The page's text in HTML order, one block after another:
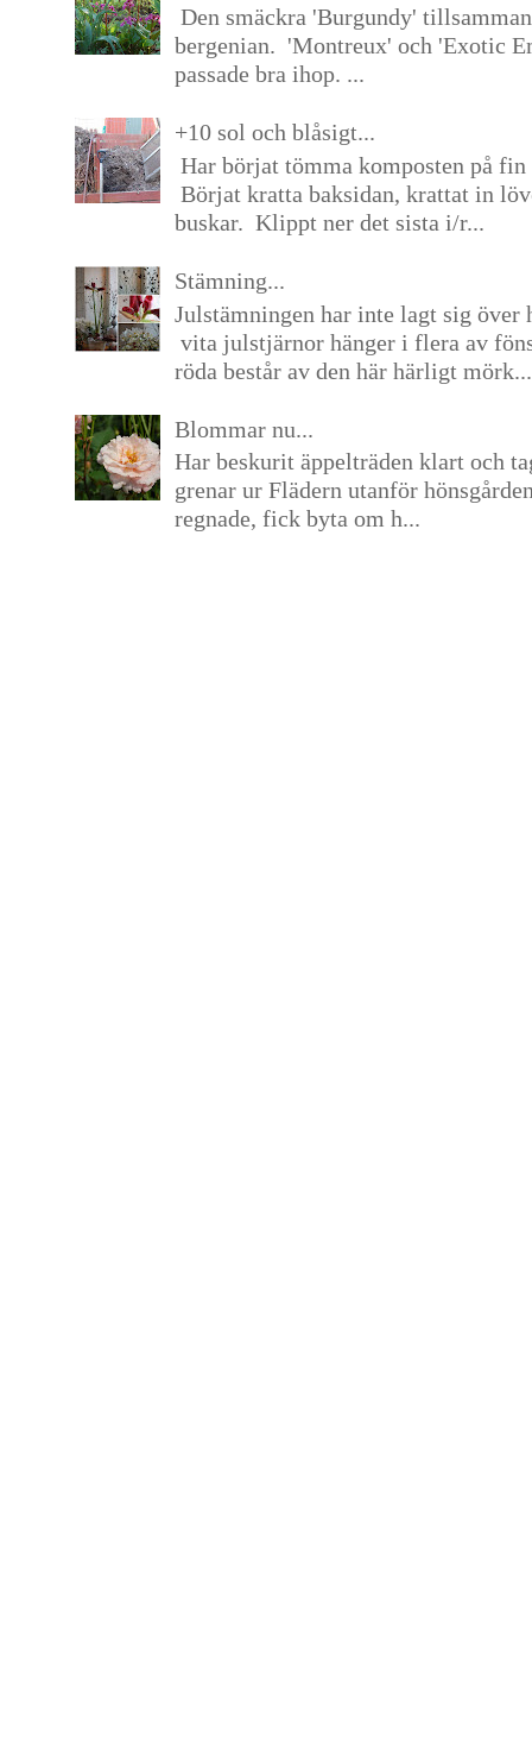
Den smäckra 'Burgundy'
bergenian. 'Montreux' och 'Exotic
passade bra ihop. ...
+10 sol och blåsigt...
Har börjat tömma komposten på
Börjat kratta baksidan, krattat in
buskar. Klippt ner det sista i/r...
Stämning...
Julstämningen har inte lagt sig över
vita julstjärnor hänger i flera av
röda består av den här härligt mörk...
Blommar nu...
Har beskurit äppelträden klart och
grenar ur Flädern utanför
regnade, fick byta om h...